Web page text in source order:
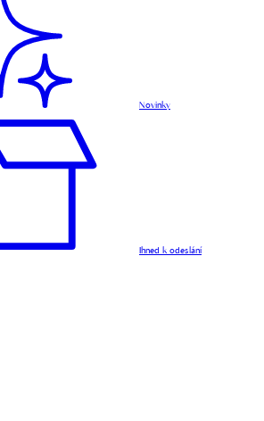
Novinky
Ihned k odeslání